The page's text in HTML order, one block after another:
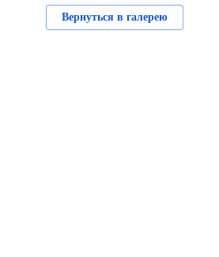
Вернуться в галерею